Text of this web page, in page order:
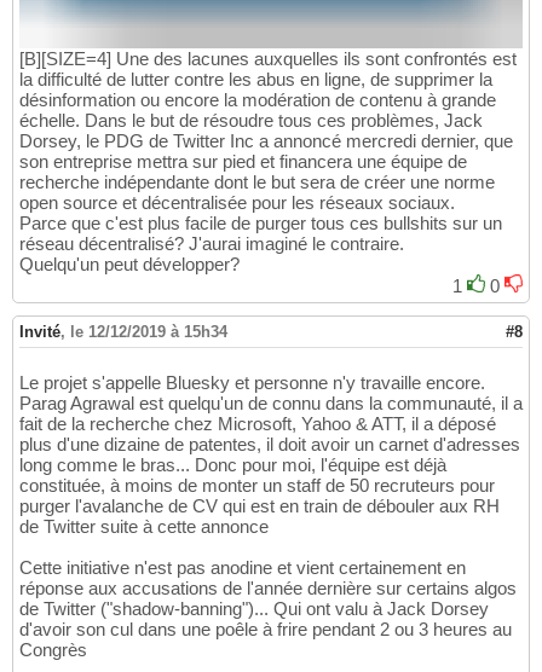
[B][SIZE=4] Une des lacunes auxquelles ils sont confrontés est
la difficulté de lutter contre les abus en ligne, de supprimer la
désinformation ou encore la modération de contenu à grande
échelle. Dans le but de résoudre tous ces problèmes, Jack
Dorsey, le PDG de Twitter Inc a annoncé mercredi dernier, que
son entreprise mettra sur pied et financera une équipe de
recherche indépendante dont le but sera de créer une norme
open source et décentralisée pour les réseaux sociaux.
Parce que c'est plus facile de purger tous ces bullshits sur un
réseau décentralisé? J'aurai imaginé le contraire.
Quelqu'un peut développer?
1
0
Invité, le 12/12/2019 à 15h34 #8
Le projet s'appelle Bluesky et personne n'y travaille encore.
Parag Agrawal est quelqu'un de connu dans la communauté, il a
fait de la recherche chez Microsoft, Yahoo & ATT, il a déposé
plus d'une dizaine de patentes, il doit avoir un carnet d'adresses
long comme le bras... Donc pour moi, l'équipe est déjà
constituée, à moins de monter un staff de 50 recruteurs pour
purger l'avalanche de CV qui est en train de débouler aux RH
de Twitter suite à cette annonce
Cette initiative n'est pas anodine et vient certainement en
réponse aux accusations de l'année dernière sur certains algos
de Twitter ("shadow-banning")... Qui ont valu à Jack Dorsey
d'avoir son cul dans une poêle à frire pendant 2 ou 3 heures au
Congrès